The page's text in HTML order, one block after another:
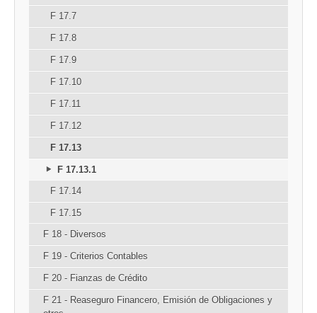
F 17.7
F 17.8
F 17.9
F 17.10
F 17.11
F 17.12
F 17.13
F 17.13.1
F 17.14
F 17.15
F 18 - Diversos
F 19 - Criterios Contables
F 20 - Fianzas de Crédito
F 21 - Reaseguro Financero, Emisión de Obligaciones y